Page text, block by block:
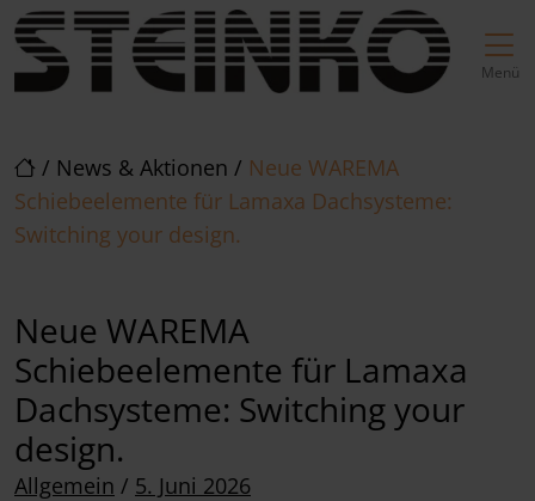
zur Top-Navigation
zur Hauptnavigation
Inhalt springen
zum Footer
Hauptnavigation
Menü
/ News & Aktionen / Neue WAREMA
Schiebeelemente für Lamaxa Dachsysteme:
Switching your design.
Neue WAREMA
Schiebeelemente für Lamaxa
Dachsysteme: Switching your
design.
Allgemein / Posted on
5. Juni 2026